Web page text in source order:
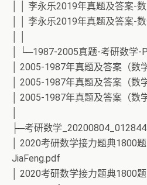
│ │ 李永乐2019年真题及答案-
│ │ 李永乐2019年真题及答案-
│ └─1987-2005真题-考研数学-
│ 2005-1987年真题及答案（数
│ 2005-1987年真题及答案（数
│ 2005-1987年真题及答案（数
├─考研数学_20200804_012844
│ 2020考研数学接力题典1800
JiaFeng.pdf
│ 2020考研数学接力题典1800